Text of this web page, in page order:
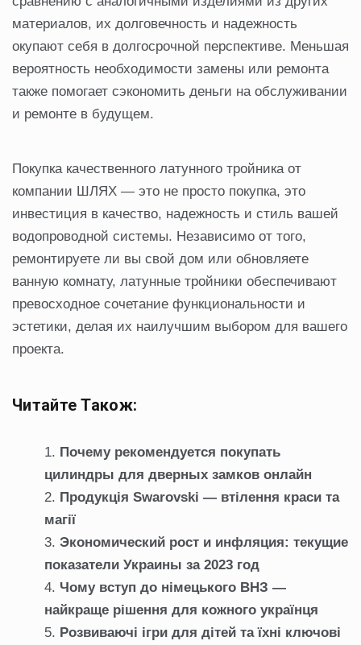
материалов, их долговечность и надежность
окупают себя в долгосрочной перспективе. Меньшая
вероятность необходимости замены или ремонта
также помогает сэкономить деньги на обслуживании
и ремонте в будущем.
Покупка качественного латунного тройника от
компании ШЛЯХ — это не просто покупка, это
инвестиция в качество, надежность и стиль вашей
водопроводной системы. Независимо от того,
ремонтируете ли вы свой дом или обновляете
ванную комнату, латунные тройники обеспечивают
превосходное сочетание функциональности и
эстетики, делая их наилучшим выбором для вашего
проекта.
Читайте Також:
Почему рекомендуется покупать
цилиндры для дверных замков онлайн
Продукція Swarovski — втілення краси та
магії
Экономический рост и инфляция: текущие
показатели Украины за 2023 год
Чому вступ до німецького ВНЗ —
найкраще рішення для кожного українця
Розвиваючі ігри для дітей та їхні ключові